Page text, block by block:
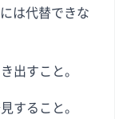
は代替できな
出すこと。
すること。